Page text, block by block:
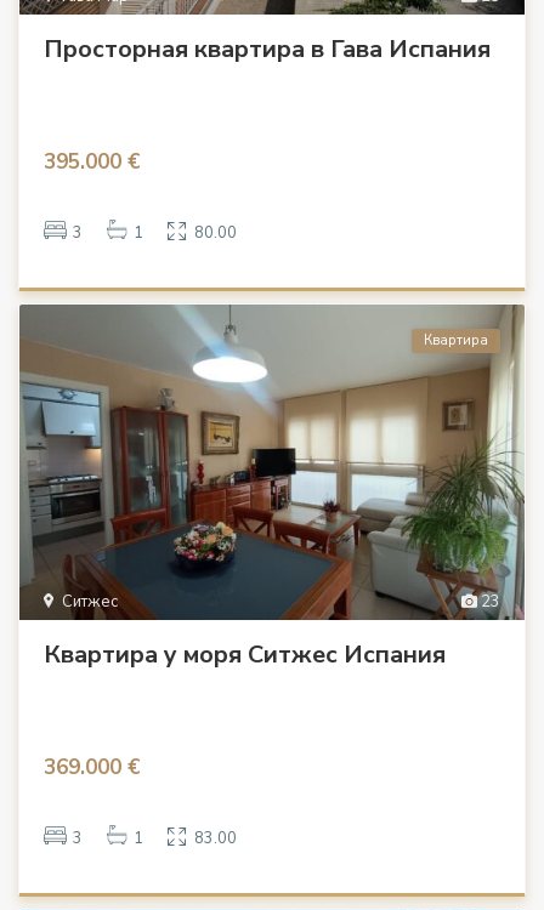
Просторная квартира в Гава Испания
395.000 €
3 1 80.00
23
Ситжес
Квартира
Квартира у моря Ситжес Испания
369.000 €
3 1 83.00